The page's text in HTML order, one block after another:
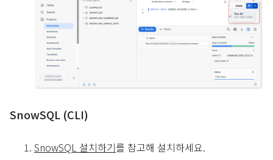
SnowSQL (CLI)
SnowSQL 설치하기를 참고해 설치하세요.